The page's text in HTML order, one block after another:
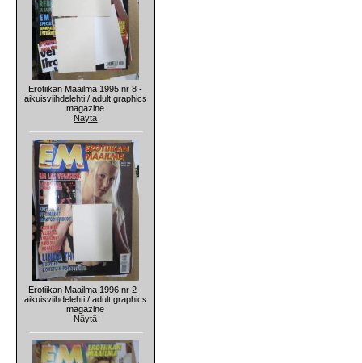
Erotiikan Maailma 1995 nr 8 -
aikuisviihdelehti / adult graphics
magazine
Näytä
Erotiikan Maailma 1996 nr 2 -
aikuisviihdelehti / adult graphics
magazine
Näytä